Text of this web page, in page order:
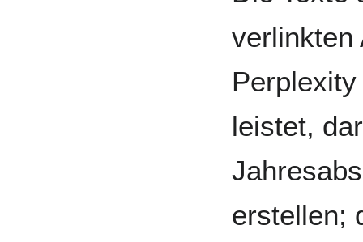
verlinkten
leistet,
erstellen;